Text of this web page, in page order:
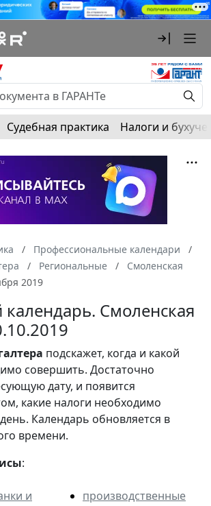
Судебная практика Налоги и
Профессиональные календари
Региональные
Смоленская
2019
Смоленская
подскажет, когда и какой
совершить. Достаточно
дату, и появится
какие налоги необходимо
Календарь обновляется в
времени.
:
и
производственные